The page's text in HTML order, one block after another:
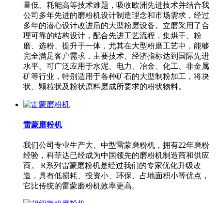
量低、耗能高等技术难题，吸收欧洲先进技术并结合我
公司多年先进的磨粉机设计制造理念和市场需求，经过
多年的潜心设计改进后的大型粉磨设备。立磨采用了合
理可靠的结构设计，配合先进工艺流程，集烘干、粉
磨、选粉、提升于一体，尤其在大型粉磨工艺中，能够
完全满足客户需求，主要技术、经济指标达到国际先进
水平。可广泛应用于水泥、电力、冶金、化工、非金属
矿等行业，特别适用于各种矿石的大型制粉加工，将块
状、颗粒状及粉状原料磨成所要求的粉状物料。
雷蒙磨粉机
我们公司专业生产大、中型雷蒙磨粉机，拥有22年磨粉
经验，科菲达已经成为中国领先的磨粉机制造商和供应
商。 R系列雷蒙磨粉机是经过我们的专家优化升级改
造，具有低损耗、投资小、环保、占地面积小等优点，
它比传统的雷蒙磨粉机效率更高。